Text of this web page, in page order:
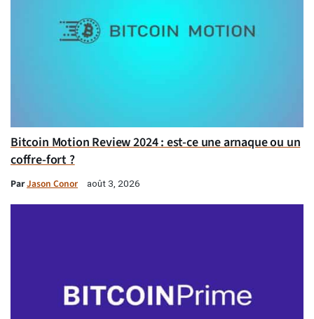
Bitcoin Motion Review 2024 : est-ce une arnaque ou un
coffre-fort ?
ParJason Conor août 3, 2026